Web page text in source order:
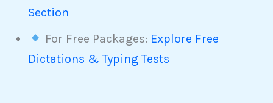
Section
For Free Packages: Explore Free
Dictations & Typing Tests